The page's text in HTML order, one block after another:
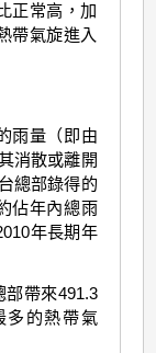
正常高，加
帶氣旋進入
雨量（即由
消散或離開
總部錄得的
佔年內總雨
年長期年
部帶來491.3
多的熱帶氣